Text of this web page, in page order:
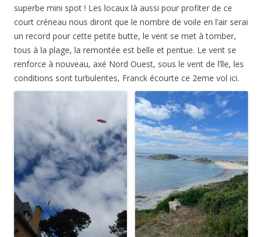
superbe mini spot ! Les locaux là aussi pour profiter de ce
court créneau nous diront que le nombre de voile en l’air serai
un record pour cette petite butte, le vent se met à tomber,
tous à la plage, la remontée est belle et pentue. Le vent se
renforce à nouveau, axé Nord Ouest, sous le vent de l’île, les
conditions sont turbulentes, Franck écourte ce 2eme vol ici.